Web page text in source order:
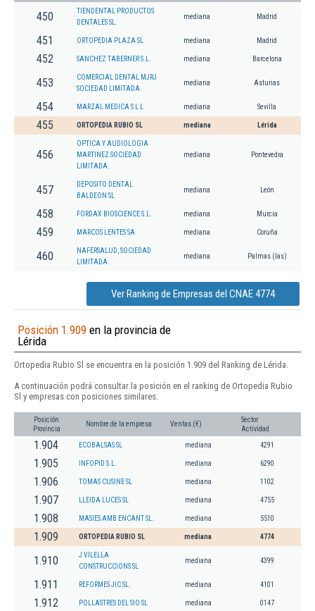
450
TIENDENTAL PRODUCTOS
DENTALES SL.
mediana Madrid
451 ORTOPEDIA PLAZA SL mediana Madrid
452 SANCHEZ TABERNER S.L. mediana Barcelona
453
COMERCIAL DENTAL MJRJ
SOCIEDAD LIMITADA.
mediana Asturias
454 MARZAL MEDICA S L L mediana Sevilla
455 ORTOPEDIA RUBIO SL mediana Lérida
456
OPTICA Y AUDIOLOGIA
MARTINEZ SOCIEDAD
LIMITADA.
mediana Pontevedra
457
DEPOSITO DENTAL
BALDEON SL
mediana León
458 FORDAX BIOSCIENCE S.L. mediana Murcia
459 MARCOS LENTES SA mediana Coruña
460
NAFERSALUD, SOCIEDAD
LIMITADA.
mediana Palmas (las)
Ver Ranking de Empresas del CNAE 4774
Posición 1.909 en la provincia de
Lérida
Ortopedia Rubio Sl se encuentra en la posición 1.909 del Ranking de Lérida.
A continuación podrá consultar la posición en el ranking de Ortopedia Rubio
Sl y empresas con posiciones similares:
Posición
Provincia
Nombre de la empresa Ventas (€)
Sector
Actividad
1.904 ECOBALSAS SL mediana 4291
1.905 INFOPID S.L. mediana 6290
1.906 TOMAS CUSINE SL mediana 1102
1.907 LLEIDA LUCES SL mediana 4755
1.908 MASIES AMB ENCANT SL. mediana 5510
1.909 ORTOPEDIA RUBIO SL mediana 4774
1.910
J VILELLA
CONSTRUCCIONS SL
mediana 4399
1.911 REFORMES JIC SL. mediana 4101
1.912 POLLASTRES DEL SIO SL mediana 0147